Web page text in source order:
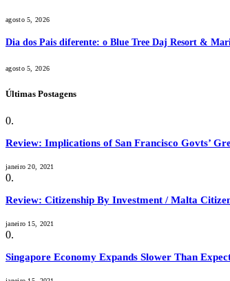
agosto 5, 2026
Dia dos Pais diferente: o Blue Tree Daj Resort &
agosto 5, 2026
Últimas Postagens
Review: Implications of San Francisco Govts’
janeiro 20, 2021
Review: Citizenship By Investment / Malta
janeiro 15, 2021
Singapore Economy Expands Slower Than